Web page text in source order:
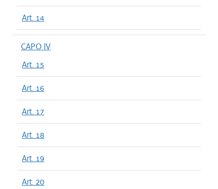
Art. 14
CAPO IV
Art. 15
Art. 16
Art. 17
Art. 18
Art. 19
Art. 20